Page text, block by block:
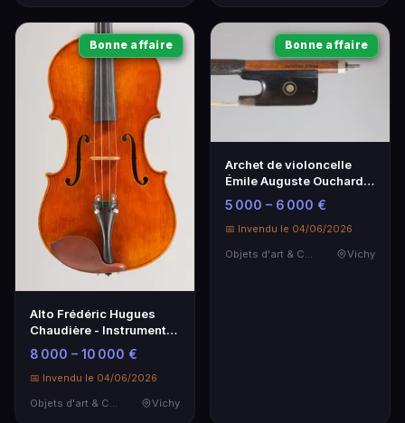
Bonne affaire
Alto Frédéric Hugues
Chaudière - Instrument
d'exception fait à
Montpellier
8 000 – 10 000 €
📅 Invendu le 04/06/2026
Objets d'art & Curiosités
Vichy
Bonne affaire
Archet de violoncelle
Émile Auguste Ouchard -
Artisanat d'exception
5 000 – 6 000 €
📅 Invendu le 04/06/2026
Objets d'art & Curiosités
Vichy